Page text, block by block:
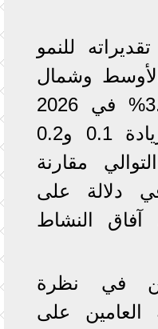
للنمو
وشمال
أفريقيا ككل إلى 3.9% في 2026
و4% في 2027، بزيادة 0.1 و0.2
مقارنة
دلالة على
النشاط
في نظرة
العامين على